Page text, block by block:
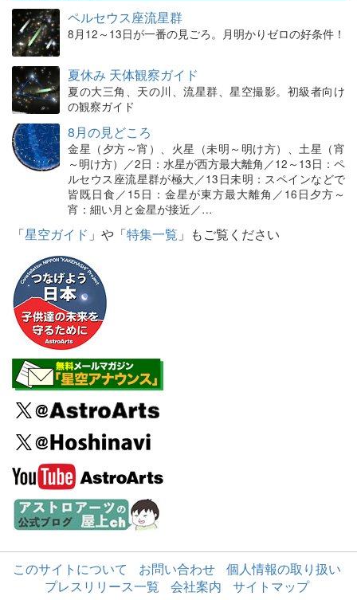
ペルセウス座流星群
8月12～13日が一番の見ごろ。月明かりゼロの好条件！
夏休み 天体観察ガイド
夏の大三角、天の川、流星群、星空撮影。初級者向け
の観察ガイド
8月の見どころ
金星（夕方～宵）、火星（未明～明け方）、土星（宵
～明け方）／2日：水星が西方最大離角／12～13日：ペ
ルセウス座流星群が極大／13日未明：スペインなどで
皆既日食／15日：金星が東方最大離角／16日夕方～
宵：細い月と金星が接近／…
「星空ガイド 」や「特集一覧 」もご覧ください
このサイトについて お問い合わせ
個人情報の取り扱い
プレスリリース一覧
会社案内 サイトマップ